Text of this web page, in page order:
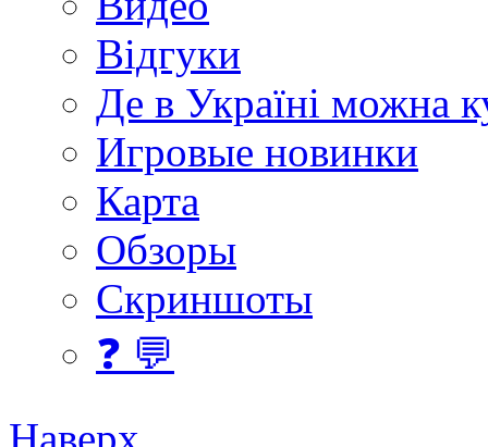
Відгуки
Де в Україні можна
Игровые новинки
Карта
Обзоры
Скриншоты
❓ 💬
Наверх